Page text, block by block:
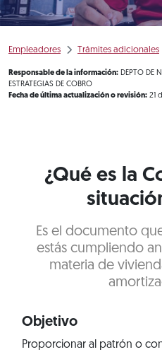
Empleadores Trámites adicionales
Responsable de la información: DEPTO DE
ESTRATEGIAS DE COBRO
Fecha de última actualización o revisión: 21
¿Qué es la
Es el documento
estás cumpliendo
materia de
Objetivo
Proporcionar al patrón o